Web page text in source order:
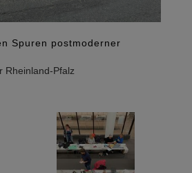
Spuren postmoderner
Rheinland-Pfalz